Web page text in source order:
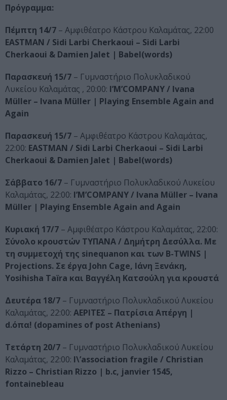
Πρόγραμμα:
Πέμπτη 14/7 – Αμφιθέατρο Κάστρου Καλαμάτας, 22:00
EASTMAN / Sidi Larbi Cherkaoui – Sidi Larbi
Cherkaoui & Damien Jalet | Babel(words)
Παρασκευή 15/7 – Γυμναστήριο Πολυκλαδικού
Λυκείου Καλαμάτας , 20:00: I’M’COMPANY / Ivana
Müller – Ivana Müller | Playing Ensemble Again and
Again
Παρασκευή 15/7 – Αμφιθέατρο Κάστρου Καλαμάτας,
22:00: EASTMAN / Sidi Larbi Cherkaoui – Sidi Larbi
Cherkaoui & Damien Jalet | Babel(words)
Σάββατο 16/7 – Γυμναστήριο Πολυκλαδικού Λυκείου
Καλαμάτας, 22:00: I’M’COMPANY / Ivana Müller – Ivana
Müller | Playing Ensemble Again and Again
Κυριακή 17/7 – Αμφιθέατρο Κάστρου Καλαμάτας, 22:00:
Σύνολο κρουστών ΤΥΠΑΝΑ / Δημήτρη Δεσύλλα. Με
τη συμμετοχή της sinequanon και των Β-TWINS |
Projections. Σε έργα John Cage, Ιάνη Ξενάκη,
Yosihisha Taïra και Βαγγέλη Κατσούλη για κρουστά
Δευτέρα 18/7 – Γυμναστήριο Πολυκλαδικού Λυκείου
Καλαμάτας, 22:00: ΑΕΡΙΤΕΣ – Πατρίσια Απέργη |
d.όπα! (dopamines of post Athenians)
Τετάρτη 20/7 – Γυμναστήριο Πολυκλαδικού Λυκείου
Καλαμάτας, 22:00: l\’association fragile / Christian
Rizzo – Christian Rizzo | b.c, janvier 1545,
fontainebleau